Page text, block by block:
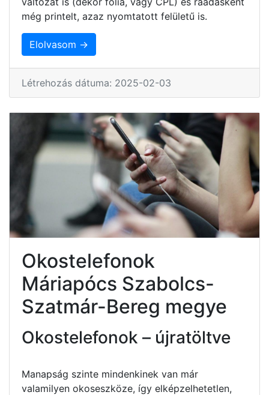
még printelt, azaz nyomtatott felületű is.
Elolvasom →
Létrehozás dátuma: 2025-02-03
Okostelefonok
Máriapócs Szabolcs-
Szatmár-Bereg megye
Okostelefonok – újratöltve
Manapság szinte mindenkinek van már
valamilyen okoseszköze, így elképzelhetetlen,